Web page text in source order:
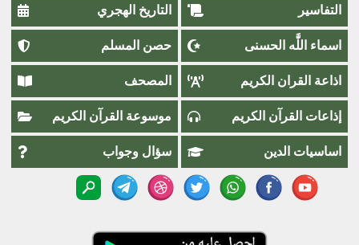
التفاسير التاريخ الهجري
اسماء اللَّٰه الحسنى حصن المسلم
اذاعة القران الكريم المصحف
إذاعات القرآن الكريم موسوعة القرآن الكريم
اساسيات الدين سؤال وجواب